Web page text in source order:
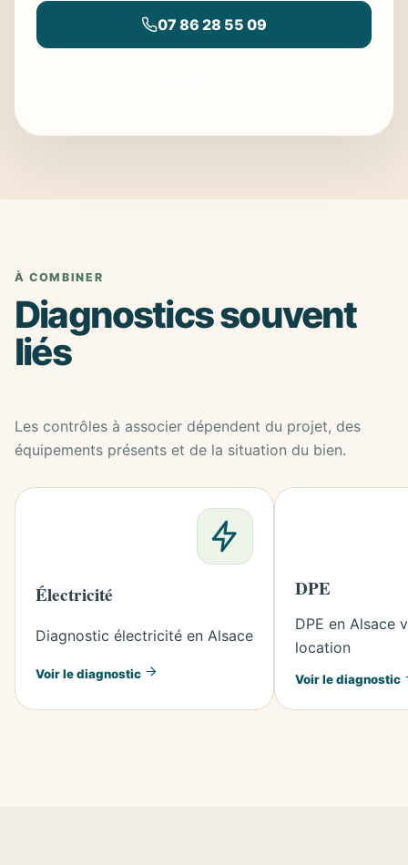
07 86 28 55 09
À COMBINER
Diagnostics souvent
liés
Les contrôles à associer dépendent du projet, des
équipements présents et de la situation du bien.
Électricité
Diagnostic électricité en Alsace
Voir le diagnostic
DPE
DPE en Alsace
location
Voir le diagnostic